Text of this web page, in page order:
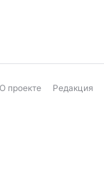
О проекте Редакция